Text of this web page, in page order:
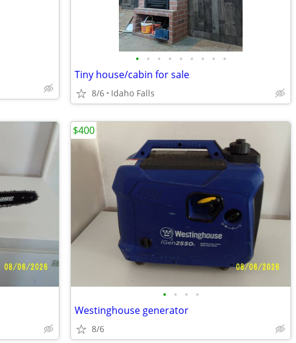
• • • • • • • • •
Tiny house/cabin for sale
8/6 Idaho Falls
• • • •
Westinghouse generator
8/6
$400